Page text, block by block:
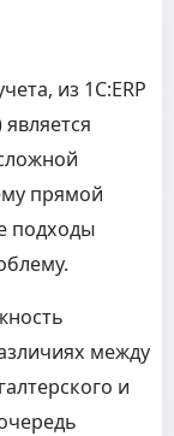
из 1С:ERP
прямой
подходы
между
и